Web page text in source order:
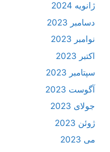
ژانویه 2024
دسامبر 2023
نوامبر 2023
اکتبر 2023
سپتامبر 2023
آگوست 2023
جولای 2023
ژوئن 2023
می 2023